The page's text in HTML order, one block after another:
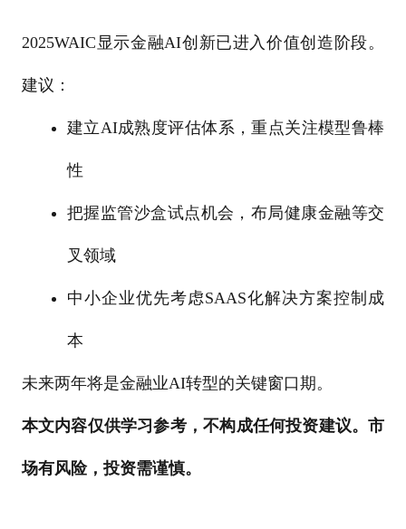
2025WAIC显示金融AI创新已进入价值创造阶段。
建议：
建立AI成熟度评估体系，重点关注模型鲁棒
性
把握监管沙盒试点机会，布局健康金融等交
叉领域
中小企业优先考虑SAAS化解决方案控制成
本
未来两年将是金融业AI转型的关键窗口期。
本文内容仅供学习参考，不构成任何投资建议。市
场有风险，投资需谨慎。